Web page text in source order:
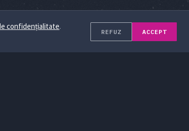
confidențialitate.
REFUZ ACCEPT